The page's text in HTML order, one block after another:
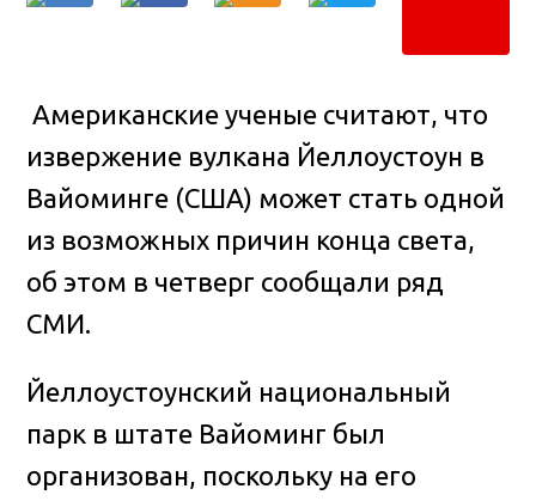
Американские ученые считают, что
извержение вулкана Йеллоустоун в
Вайоминге (США) может стать одной
из возможных причин конца света,
об этом в четверг сообщали ряд
СМИ.
Йеллоустоунский национальный
парк в штате Вайоминг был
организован, поскольку на его